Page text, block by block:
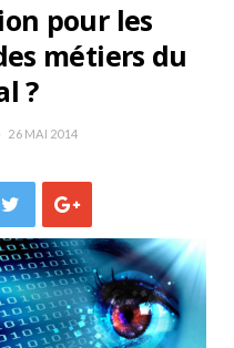
pour les
métiers du
?
26 MAI 2014